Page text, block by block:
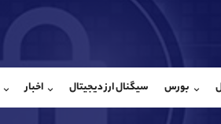
بورس سیگنال ارز دیجیتال اخبار